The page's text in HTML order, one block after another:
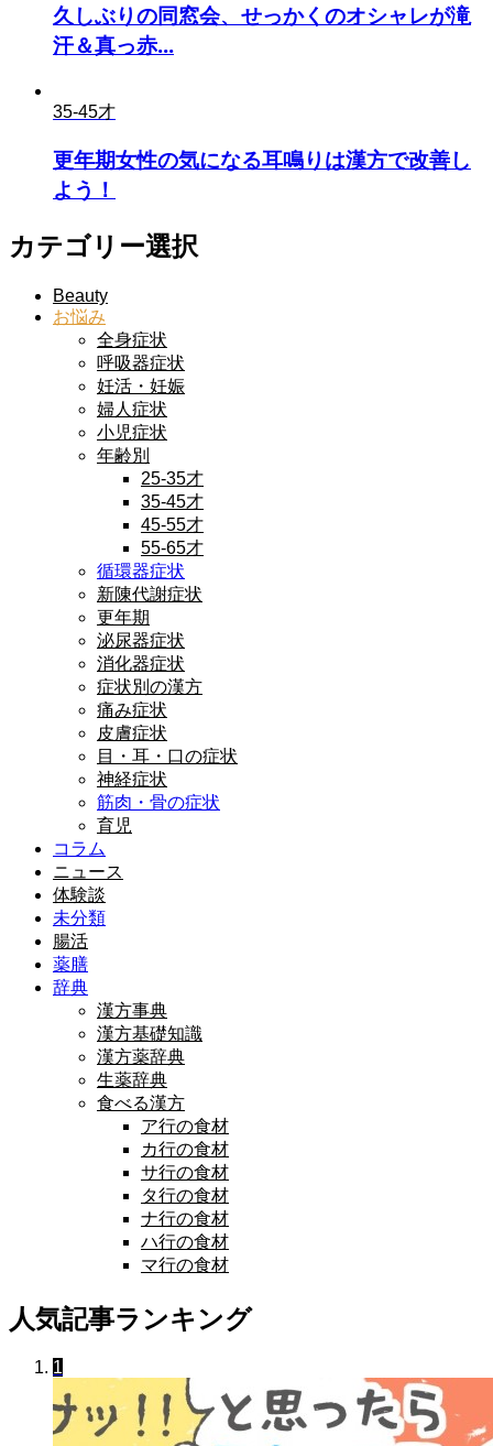
久しぶりの同窓会、せっかくのオシャレが滝
汗＆真っ赤...
35-45才
更年期女性の気になる耳鳴りは漢方で改善し
よう！
カテゴリー選択
Beauty
お悩み
全身症状
呼吸器症状
妊活・妊娠
婦人症状
小児症状
年齢別
25-35才
35-45才
45-55才
55-65才
循環器症状
新陳代謝症状
更年期
泌尿器症状
消化器症状
症状別の漢方
痛み症状
皮膚症状
目・耳・口の症状
神経症状
筋肉・骨の症状
育児
コラム
ニュース
体験談
未分類
腸活
薬膳
辞典
漢方事典
漢方基礎知識
漢方薬辞典
生薬辞典
食べる漢方
ア行の食材
カ行の食材
サ行の食材
タ行の食材
ナ行の食材
ハ行の食材
マ行の食材
人気記事ランキング
1